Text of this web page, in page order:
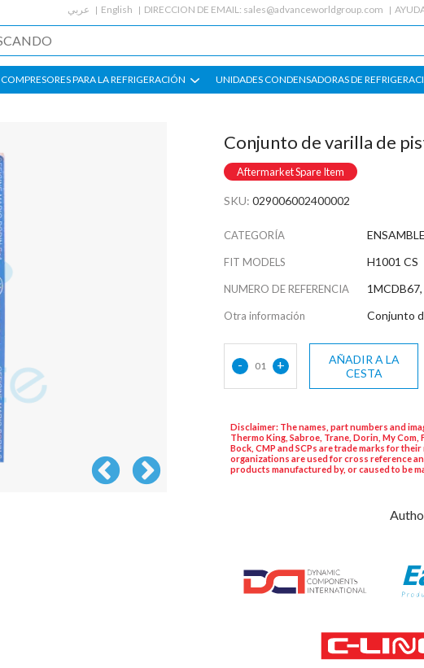
عربي English DIRECCION DE EMAIL: sales@advanceworldgroup.com
COMPRESORES PARA LA REFRIGERACIÓN UNIDADES CONDENSADORAS DE
Conjunto de varilla de
Aftermarket Spare Item
SKU: 029006002400002
CATEGORÍA
FIT MODELS H1001 CS
NUMERO DE REFERENCIA
Otra información Conjunto
- 01 +
AÑADIR A LA
CESTA
Disclaimer: The names, part numbers and
Thermo King, Sabroe, Trane, Dorin, My
Bock, CMP and SCPs are trade marks for
organizations are used for cross reference
products manufactured by, or caused to be